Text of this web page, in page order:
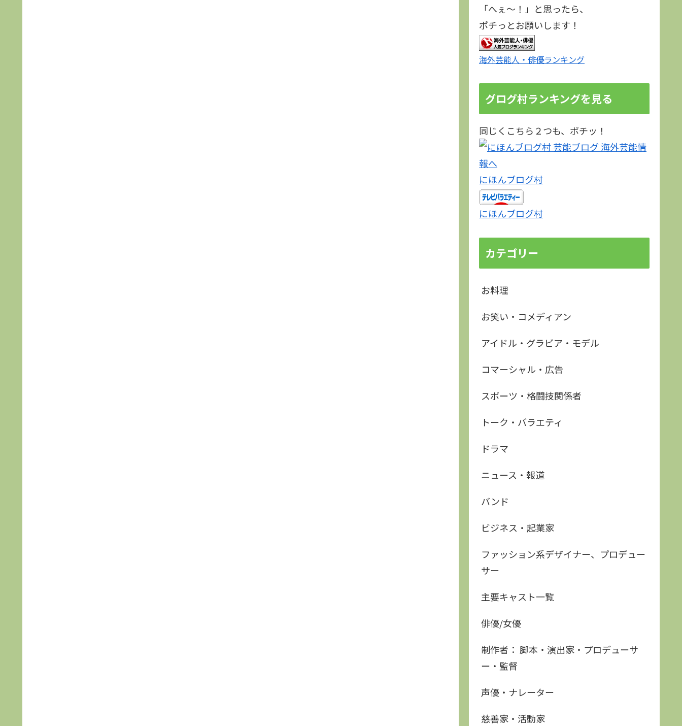
「へぇ～！」と思ったら、
ポチっとお願いします！
海外芸能人・俳優ランキング
グログ村ランキングを見る
同じくこちら２つも、ポチッ！
にほんブログ村
にほんブログ村
カテゴリー
お料理
お笑い・コメディアン
アイドル・グラビア・モデル
コマーシャル・広告
スポーツ・格闘技関係者
トーク・バラエティ
ドラマ
ニュース・報道
バンド
ビジネス・起業家
ファッション系デザイナー、プロデュー
サー
主要キャスト一覧
俳優/女優
制作者： 脚本・演出家・プロデューサ
ー・監督
声優・ナレーター
慈善家・活動家